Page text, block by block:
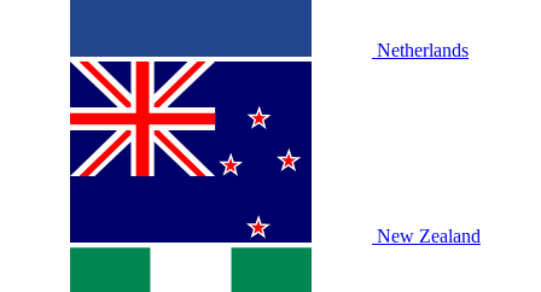
Netherlands
New Zealand